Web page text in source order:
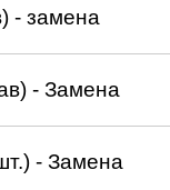
- замена
- Замена
- Замена